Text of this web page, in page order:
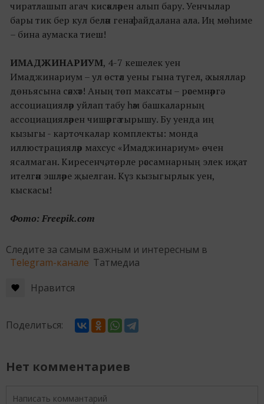
чиратлашып агач кисәкләрен алып бару. Уенчылар
бары тик бер кул белән генә файдалана ала. Иң мөһиме
– бина аумаска тиеш!
ИМАДЖИНАРИУМ, 4-7 кешелек уен
Имаджинариум – ул өстәл уены гына түгел, ә хыяллар
дөньясына сәяхәт! Аның төп максаты – рәсемнәргә
ассоциацияләр уйлап табу һәм башкаларның
ассоциацияләрен чишәргә тырышу. Бу уенда иң
кызыгы - карточкалар комплекты: монда
иллюстрацияләр махсус «Имаджинариум» өчен
ясалмаган. Киресенчә, төрле рәссамнарның элек иҗат
ителгән эшләре җыелган. Күз кызыгырлык уен,
кыскасы!
Фото: Freepik.com
Следите за самым важным и интересным в
Telegram-канале Татмедиа
Нравится
Поделиться:
Нет комментариев